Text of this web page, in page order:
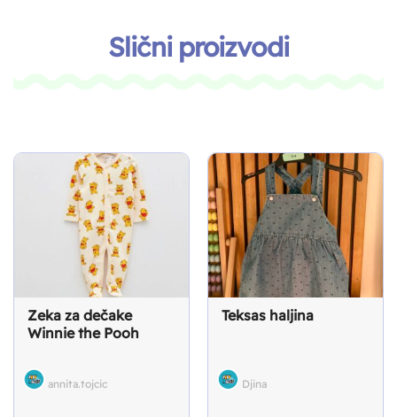
Slični proizvodi
Zeka za dečake
Winnie the Pooh
annita.tojcic
Teksas haljina
Djina